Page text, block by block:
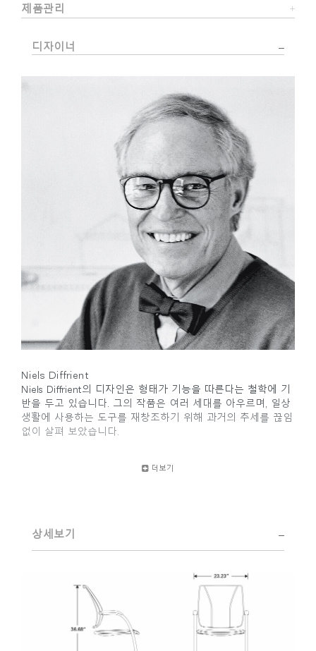
제품관리
디자이너
Niels Diffrient
Niels Diffrient의 디자인은 형태가 기능을 따른다는 철학에 기
반을 두고 있습니다. 그의 작품은 여러 세대를 아우르며, 일상
생활에 사용하는 도구를 재창조하기 위해 과거의 추세를 끊임
없이 살펴 보았습니다.
(Cranbrook Academy)의 학위를 가진 Diffrient는 엔지니어링,
Eero Saarinen, Marco Zanuso, Henry Dreyfuss 스튜디오에서
Cooper-Hewitt, National Design Museum 및 1999 Chrysler
Design Award에서 2002 National Design Award를 수상했습
니다. 최근 몇 년간 Diffrient는 좌석 높이 조정을 위한 공압 실
린더에서 무게 조절식 자동 리클라인까지 수많은 돌파구를 개
척한 카테고리인 사무실 환경, 특히 좌석을 위한 디자인에 그
의 에너지를 집중시켰습니다.
더보기
상세보기